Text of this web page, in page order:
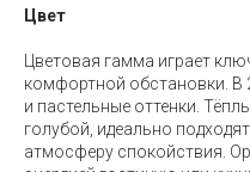
Цвет
Цветовая гамма играет
комфортной обстановки. В
и пастельные оттенки.
голубой, идеально
атмосферу спокойствия.